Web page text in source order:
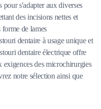
pour s'adapter aux diverses
des incisions nettes et
forme de lames
dentaire à usage unique et
dentaire électrique offre
exigences des microchirurgies
notre sélection ainsi que